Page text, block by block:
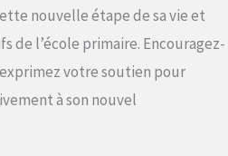
nouvelle étape de sa vie et
de l’école primaire. Encouragez-
votre soutien pour
à son nouvel